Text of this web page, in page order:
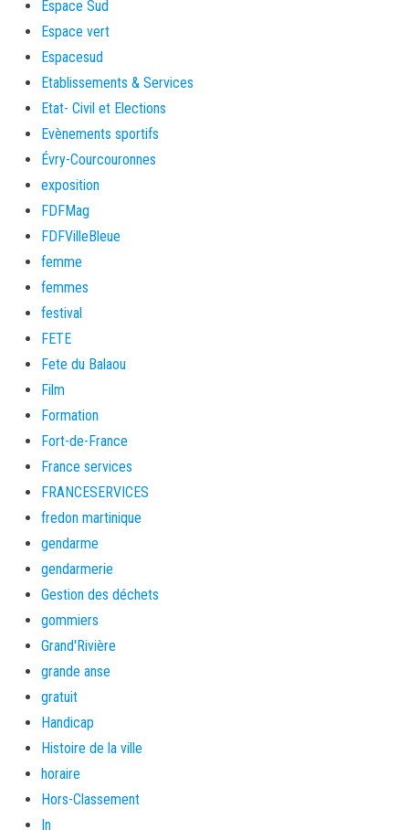
Espace Sud
Espace vert
Espacesud
Etablissements & Services
Etat- Civil et Elections
Evènements sportifs
Évry-Courcouronnes
exposition
FDFMag
FDFVilleBleue
femme
femmes
festival
FETE
Fete du Balaou
Film
Formation
Fort-de-France
France services
FRANCESERVICES
fredon martinique
gendarme
gendarmerie
Gestion des déchets
gommiers
Grand'Rivière
grande anse
gratuit
Handicap
Histoire de la ville
horaire
Hors-Classement
In